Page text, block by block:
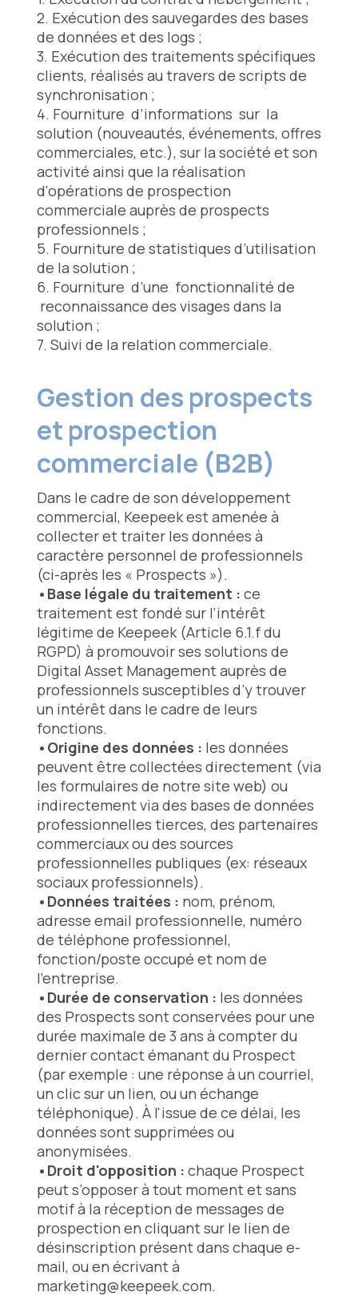
2. Exécution des sauvegardes des bases
de données et des logs ;
3. Exécution des traitements spécifiques
clients, réalisés au travers de scripts de
synchronisation ;
4. Fourniture d’informations sur la
solution (nouveautés, événements, offres
commerciales, etc.), sur la société et son
activité ainsi que la réalisation
d'opérations de prospection
commerciale auprès de prospects
professionnels ;
5. Fourniture de statistiques d’utilisation
de la solution ;
6. Fourniture d’une fonctionnalité de
reconnaissance des visages dans la
solution ;
7. Suivi de la relation commerciale.
Gestion des prospects
et prospection
commerciale (B2B)
Dans le cadre de son développement
commercial, Keepeek est amenée à
collecter et traiter les données à
caractère personnel de professionnels
(ci-après les « Prospects »).
•Base légale du traitement : ce
traitement est fondé sur l’intérêt
légitime de Keepeek (Article 6.1.f du
RGPD) à promouvoir ses solutions de
Digital Asset Management auprès de
professionnels susceptibles d’y trouver
un intérêt dans le cadre de leurs
fonctions.
•Origine des données : les données
peuvent être collectées directement (via
les formulaires de notre site web) ou
indirectement via des bases de données
professionnelles tierces, des partenaires
commerciaux ou des sources
professionnelles publiques (ex: réseaux
sociaux professionnels).
•Données traitées : nom, prénom,
adresse email professionnelle, numéro
de téléphone professionnel,
fonction/poste occupé et nom de
l'entreprise.
•Durée de conservation : les données
des Prospects sont conservées pour une
durée maximale de 3 ans à compter du
dernier contact émanant du Prospect
(par exemple : une réponse à un courriel,
un clic sur un lien, ou un échange
téléphonique). À l'issue de ce délai, les
données sont supprimées ou
anonymisées.
•Droit d'opposition : chaque Prospect
peut s’opposer à tout moment et sans
motif à la réception de messages de
prospection en cliquant sur le lien de
désinscription présent dans chaque e-
mail, ou en écrivant à
marketing@keepeek.com.